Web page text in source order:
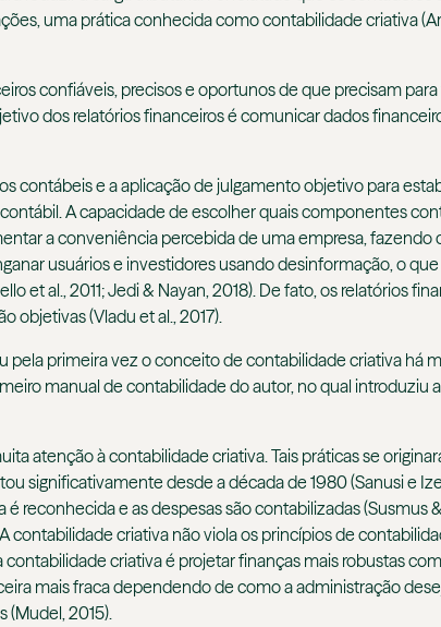
uma prática conhecida como contabilidade criativa
confiáveis, precisos e oportunos de que precisam
dos relatórios financeiros é comunicar dados
e a aplicação de julgamento objetivo para
A capacidade de escolher quais componentes
a conveniência percebida de uma empresa, fazendo
usuários e investidores usando desinformação, o
al., 2011; Jedi & Nayan, 2018). De fato, os relatórios
objetivas (Vladu et al., 2017).
primeira vez o conceito de contabilidade criativa há
manual de contabilidade do autor, no qual introduziu
atenção à contabilidade criativa. Tais práticas se
significativamente desde a década de 1980 (Sanusi e
reconhecida e as despesas são contabilizadas (Susmus
contabilidade criativa não viola os princípios de
criativa é projetar finanças mais robustas
mais fraca dependendo de como a administração
(Mudel, 2015).